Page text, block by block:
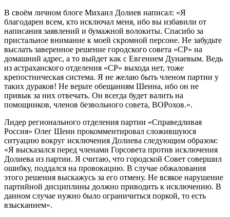
В своём личном блоге Михаил Долиев написал: «Я
благодарен всем, кто исключал меня, ибо вы избавили от
написания заявлений и бумажной волокиты. Спасибо за
пристальное внимание к моей скромной персоне. Не забудьте
выслать заверенное решение городского совета «СР» на
домашний адрес, а то выйдет как с Евгением Дунаевым. Ведь
из астраханского отделения «СР» выхода нет, тоже
крепостническая система. Я не желаю быть членом партии у
таких дураков! Не верьте обещаниям Шеина, ибо он не
привык за них отвечать. Он всегда будет валить на
помощников, членов безвольного совета, ВОРохов.».
Лидер регионального отделения партии «Справедливая
Россия» Олег Шеин прокомментировал сложившуюся
ситуацию вокруг исключения Долиева следующим образом:
«Я высказался перед членами Горсовета против исключения
Долиева из партии. Я считаю, что городской Совет совершил
ошибку, поддался на провокацию. В случае обжалования
этого решения выскажусь за его отмену. Не всякое нарушение
партийной дисциплины должно приводить к исключению. В
данном случае нужно было ограничиться поркой, то есть
взысканием».